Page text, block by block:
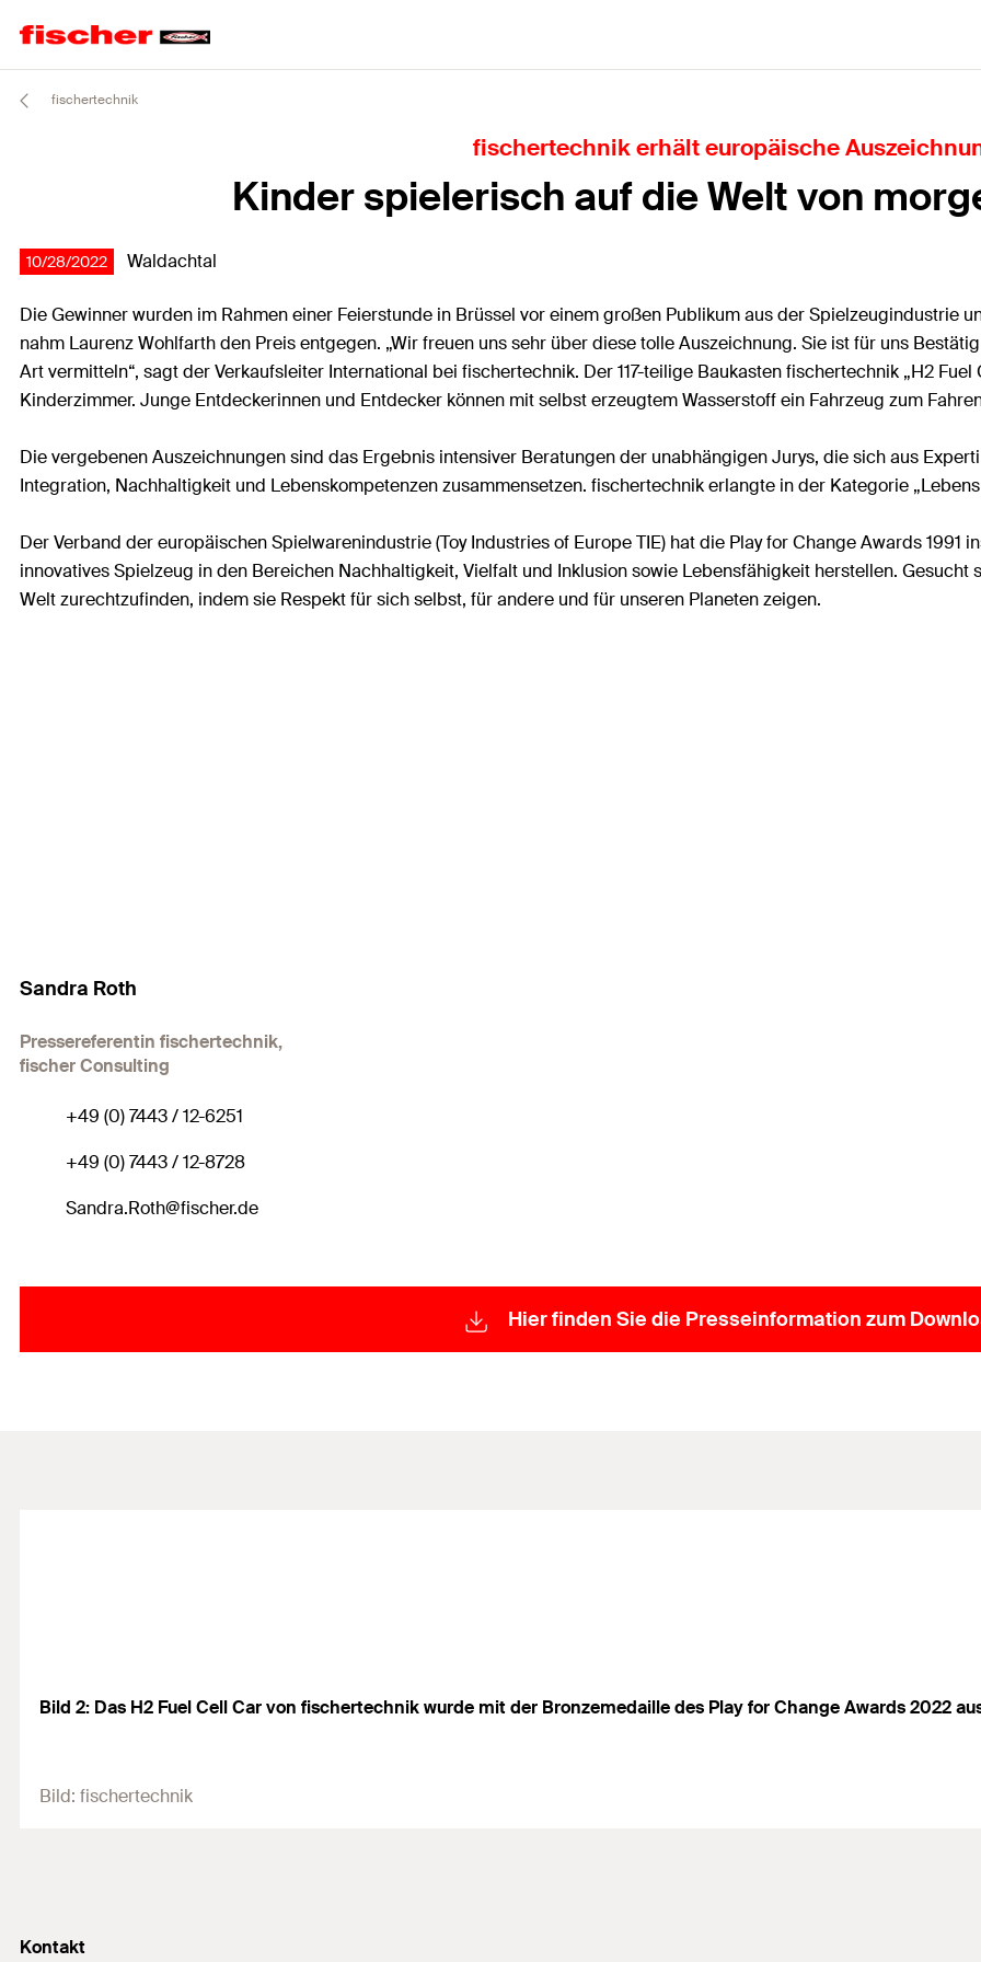
fischertechnik
fischertechnik erhält europäische
Kinder spielerisch auf die Welt von
10/28/2022 Waldachtal
Die Gewinner wurden im Rahmen einer Feierstunde in Brüssel vor einem großen Publikum aus der Spielzeugindustrie
nahm Laurenz Wohlfarth den Preis entgegen. „Wir freuen uns sehr über diese tolle Auszeichnung. Sie ist für uns
Art vermitteln“, sagt der Verkaufsleiter International bei fischertechnik. Der 117-teilige Baukasten fischertechnik „H2
Kinderzimmer. Junge Entdeckerinnen und Entdecker können mit selbst erzeugtem Wasserstoff ein Fahrzeug zum
Die vergebenen Auszeichnungen sind das Ergebnis intensiver Beratungen der unabhängigen Jurys, die sich aus
Integration, Nachhaltigkeit und Lebenskompetenzen zusammensetzen. fischertechnik erlangte in der Kategorie
Der Verband der europäischen Spielwarenindustrie (Toy Industries of Europe TIE) hat die Play for Change Awards 1991
innovatives Spielzeug in den Bereichen Nachhaltigkeit, Vielfalt und Inklusion sowie Lebensfähigkeit herstellen.
Welt zurechtzufinden, indem sie Respekt für sich selbst, für andere und für unseren Planeten zeigen.
Sandra Roth
Pressereferentin fischertechnik,
fischer Consulting
+49 (0) 7443 / 12-6251
+49 (0) 7443 / 12-8728
Sandra.Roth@fischer.de
Hier finden Sie die Presseinformation zum
Bild 2: Das H2 Fuel Cell Car von fischertechnik wurde mit der Bronzemedaille des Play for Change Awards 2022
Bild: fischertechnik
Kontakt